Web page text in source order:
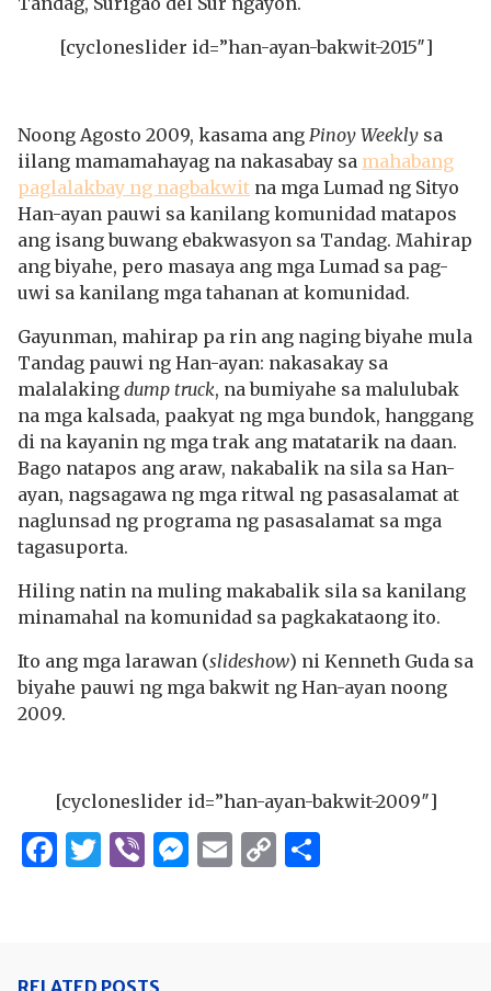
[cycloneslider id=”han-ayan-bakwit-2015″]
Noong Agosto 2009, kasama ang Pinoy Weekly sa
iilang mamamahayag na nakasabay sa mahabang
paglalakbay ng nagbakwit na mga Lumad ng Sityo
Han-ayan pauwi sa kanilang komunidad matapos
ang isang buwang ebakwasyon sa Tandag. Mahirap
ang biyahe, pero masaya ang mga Lumad sa pag-
uwi sa kanilang mga tahanan at komunidad.
Gayunman, mahirap pa rin ang naging biyahe mula
Tandag pauwi ng Han-ayan: nakasakay sa
malalaking dump truck, na bumiyahe sa malulubak
na mga kalsada, paakyat ng mga bundok, hanggang
di na kayanin ng mga trak ang matatarik na daan.
Bago natapos ang araw, nakabalik na sila sa Han-
ayan, nagsagawa ng mga ritwal ng pasasalamat at
naglunsad ng programa ng pasasalamat sa mga
tagasuporta.
Hiling natin na muling makabalik sila sa kanilang
minamahal na komunidad sa pagkakataong ito.
Ito ang mga larawan (slideshow) ni Kenneth Guda sa
biyahe pauwi ng mga bakwit ng Han-ayan noong
2009.
[cycloneslider id=”han-ayan-bakwit-2009″]
Facebook
Twitter
ViberMessenger
Email
Copy